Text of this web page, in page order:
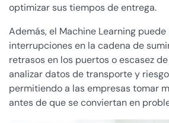
optimizar sus tiempos de entrega.
Además, el Machine Learning
interrupciones en la cadena de
retrasos en los puertos o escasez
analizar datos de transporte y
permitiendo a las empresas tomar
antes de que se conviertan en